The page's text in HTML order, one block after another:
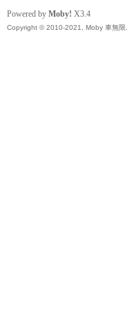
Powered by Moby! X3.4
Copyright © 2010-2021, Moby 車無限.